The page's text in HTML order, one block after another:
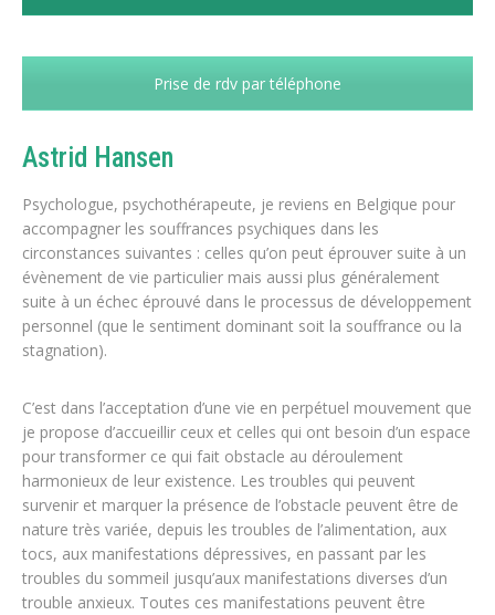
Prise de rdv par téléphone
Astrid Hansen
Psychologue, psychothérapeute, je reviens en Belgique pour
accompagner les souffrances psychiques dans les
circonstances suivantes : celles qu’on peut éprouver suite à un
évènement de vie particulier mais aussi plus généralement
suite à un échec éprouvé dans le processus de développement
personnel (que le sentiment dominant soit la souffrance ou la
stagnation).
C’est dans l’acceptation d’une vie en perpétuel mouvement que
je propose d’accueillir ceux et celles qui ont besoin d’un espace
pour transformer ce qui fait obstacle au déroulement
harmonieux de leur existence. Les troubles qui peuvent
survenir et marquer la présence de l’obstacle peuvent être de
nature très variée, depuis les troubles de l’alimentation, aux
tocs, aux manifestations dépressives, en passant par les
troubles du sommeil jusqu’aux manifestations diverses d’un
trouble anxieux. Toutes ces manifestations peuvent être